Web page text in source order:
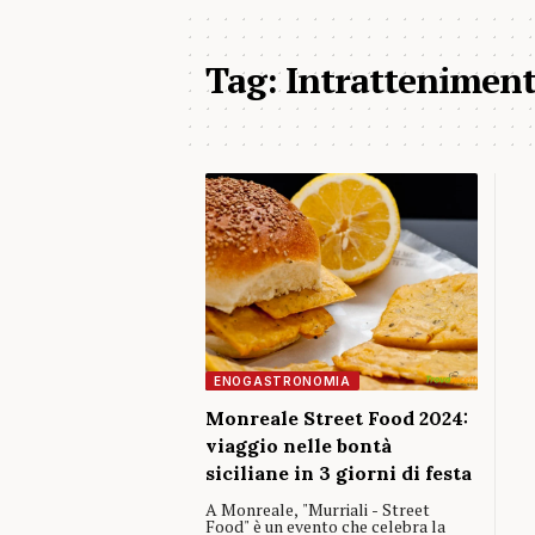
Tag:
ENOGASTRONOMIA
Monreale Street Food 2024:
viaggio nelle bontà
siciliane in 3 giorni di festa
A Monreale, "Murriali - Street
Food" è un evento che celebra la